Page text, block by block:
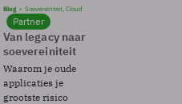
Blog Soevereinteit, Cloud
Partner
Van legacy naar
soevereiniteit
Waarom je oude
applicaties je
grootste risico